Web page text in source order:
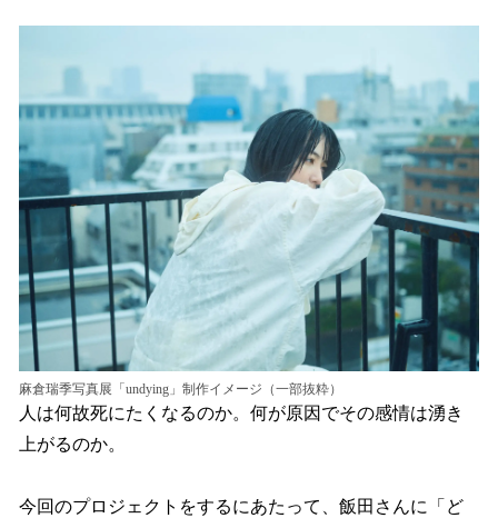
麻倉瑞季写真展「undying」制作イメージ（一部抜粋）
人は何故死にたくなるのか。何が原因でその感情は湧き
上がるのか。
今回のプロジェクトをするにあたって、飯田さんに「ど